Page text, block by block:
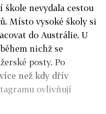
škole nevydala cestou
Místo vysoké školy si
do Austrálie. U
nichž se
posty. Po
než kdy dřív
ovlivňují